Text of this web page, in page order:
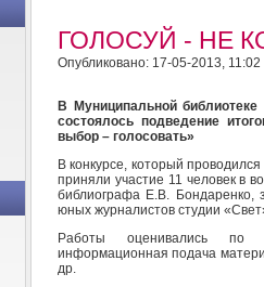
ГОЛОСУЙ - НЕ
Опубликовано: 17-05-2013, 11:02
В Муниципальной
состоялось подведение
выбор – голосовать»
В конкурсе, который
приняли участие 11 человек в
библиографа Е.В.
юных журналистов студии
Работы оценивались по
информационная подача
др.